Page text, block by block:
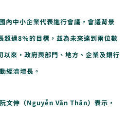
內中小企業代表進行會議，會議背景
過8%的目標，並為未來達到兩位數
來，政府與部門、地方、企業及銀行
經濟增長。
文伸（Nguyễn Văn Thân）表示，